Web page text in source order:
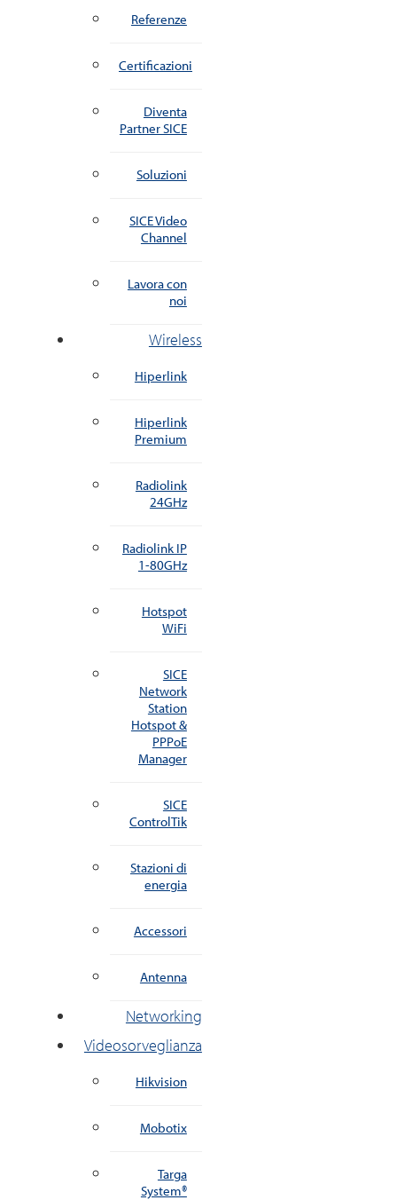
Referenze
Certificazioni
Diventa
Partner SICE
Soluzioni
SICE Video
Channel
Lavora con
noi
Wireless
Hiperlink
Hiperlink
Premium
Radiolink
24GHz
Radiolink IP
1-80GHz
Hotspot
WiFi
SICE
Network
Station
Hotspot &
PPPoE
Manager
SICE
ControlTik
Stazioni di
energia
Accessori
Antenna
Networking
Videosorveglianza
Hikvision
Mobotix
Targa
System®